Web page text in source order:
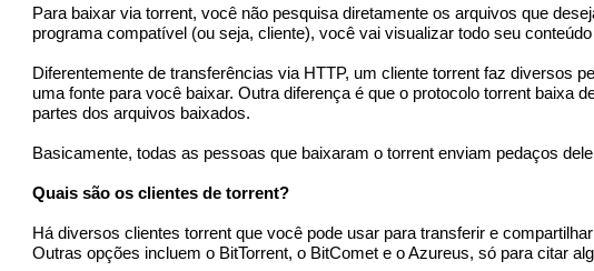
Para baixar via torrent, você não pesquisa diretamente os arquivos que
programa compatível (ou seja, cliente), você vai visualizar todo seu
Diferentemente de transferências via HTTP, um cliente torrent faz diversos
uma fonte para você baixar. Outra diferença é que o protocolo torrent baixa
partes dos arquivos baixados.
Basicamente, todas as pessoas que baixaram o torrent enviam pedaços
Quais são os clientes de torrent?
Há diversos clientes torrent que você pode usar para transferir e
Outras opções incluem o BitTorrent, o BitComet e o Azureus, só para citar